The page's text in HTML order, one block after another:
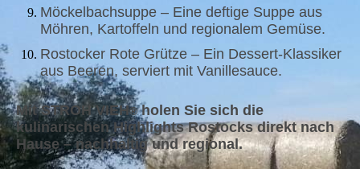
Möckelbachsuppe – Eine deftige Suppe aus
Möhren, Kartoffeln und regionalem Gemüse.
Rostocker Rote Grütze – Ein Dessert-Klassiker
aus Beeren, serviert mit Vanillesauce.
Mit STROH VIEH®holen Sie sich die
kulinarischen Highlights Rostocks direkt nach
Hause – nachhaltig und regional.